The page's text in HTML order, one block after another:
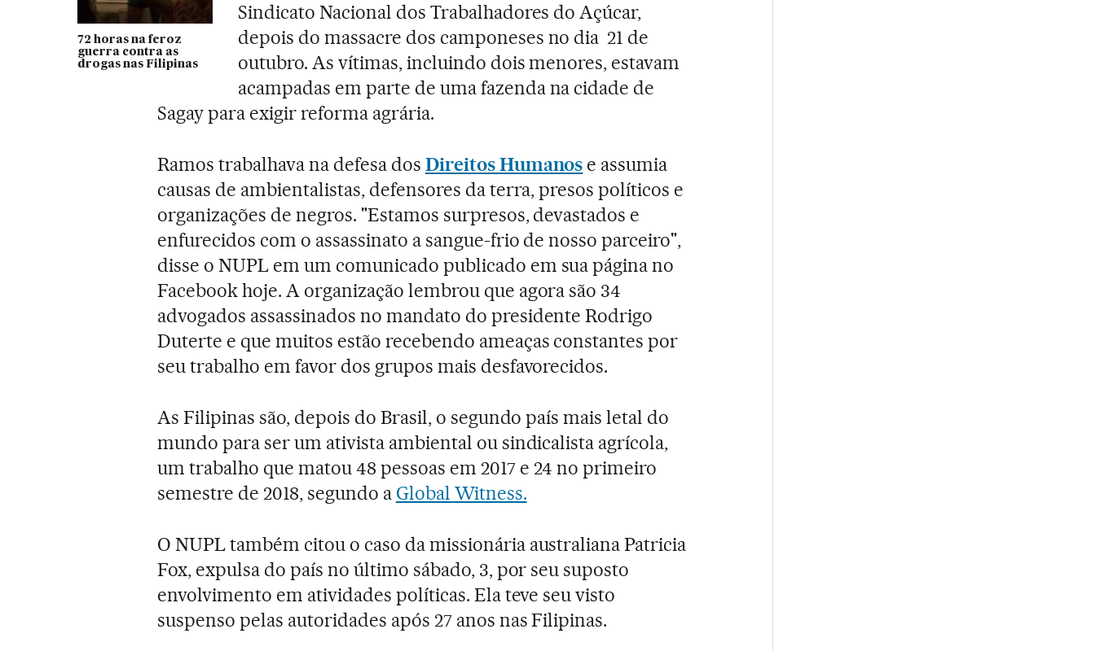
72 horas na feroz
guerra contra as
drogas nas Filipinas
Sindicato Nacional dos Trabalhadores do Açúcar,
depois do massacre dos camponeses no dia 21 de
outubro. As vítimas, incluindo dois menores, estavam
acampadas em parte de uma fazenda na cidade de
Sagay para exigir reforma agrária.
Ramos trabalhava na defesa dos Direitos Humanos e assumia
causas de ambientalistas, defensores da terra, presos políticos e
organizações de negros. "Estamos surpresos, devastados e
enfurecidos com o assassinato a sangue-frio de nosso parceiro",
disse o NUPL em um comunicado publicado em sua página no
Facebook hoje. A organização lembrou que agora são 34
advogados assassinados no mandato do presidente Rodrigo
Duterte e que muitos estão recebendo ameaças constantes por
seu trabalho em favor dos grupos mais desfavorecidos.
As Filipinas são, depois do Brasil, o segundo país mais letal do
mundo para ser um ativista ambiental ou sindicalista agrícola,
um trabalho que matou 48 pessoas em 2017 e 24 no primeiro
semestre de 2018, segundo a Global Witness.
O NUPL também citou o caso da missionária australiana Patricia
Fox, expulsa do país no último sábado, 3, por seu suposto
envolvimento em atividades políticas. Ela teve seu visto
suspenso pelas autoridades após 27 anos nas Filipinas.